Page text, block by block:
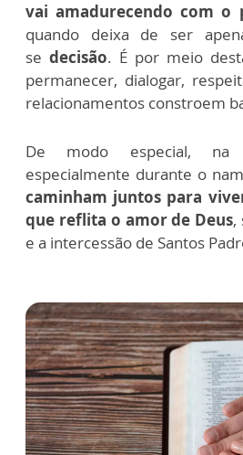
vai amadurecendo com o
quando deixa de ser
se decisão. É por meio
permanecer, dialogar,
relacionamentos constroem
De modo especial, na
especialmente durante o
caminham juntos para
que reflita o amor de Deus,
e a intercessão de Santos